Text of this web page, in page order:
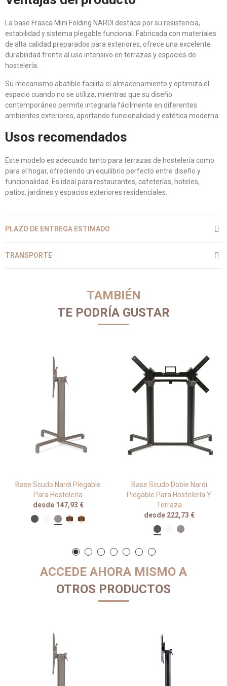
La base Frasca Mini Folding NARDI destaca por su resistencia,
estabilidad y sistema plegable funcional. Fabricada con materiales
de alta calidad preparados para exteriores, ofrece una excelente
durabilidad frente al uso intensivo en terrazas y espacios de
hostelería.
Su mecanismo abatible facilita el almacenamiento y optimiza el
espacio cuando no se utiliza, mientras que su diseño
contemporáneo permite integrarla fácilmente en diferentes
ambientes exteriores, aportando funcionalidad y estética moderna.
Usos recomendados
Este modelo es adecuado tanto para terrazas de hostelería como
para el hogar, ofreciendo un equilibrio perfecto entre diseño y
funcionalidad. Es ideal para restaurantes, cafeterías, hoteles,
patios, jardines y espacios exteriores residenciales.
PLAZO DE ENTREGA ESTIMADO
TRANSPORTE
TAMBIÉN
TE PODRÍA GUSTAR
Base Scudo Nardi Plegable
Para Hostelería
desde 147,93 €
Base Scudo Doble Nardi
Plegable Para Hostelería Y
Terraza
desde 222,73 €
ACCEDE AHORA MISMO A
OTROS PRODUCTOS